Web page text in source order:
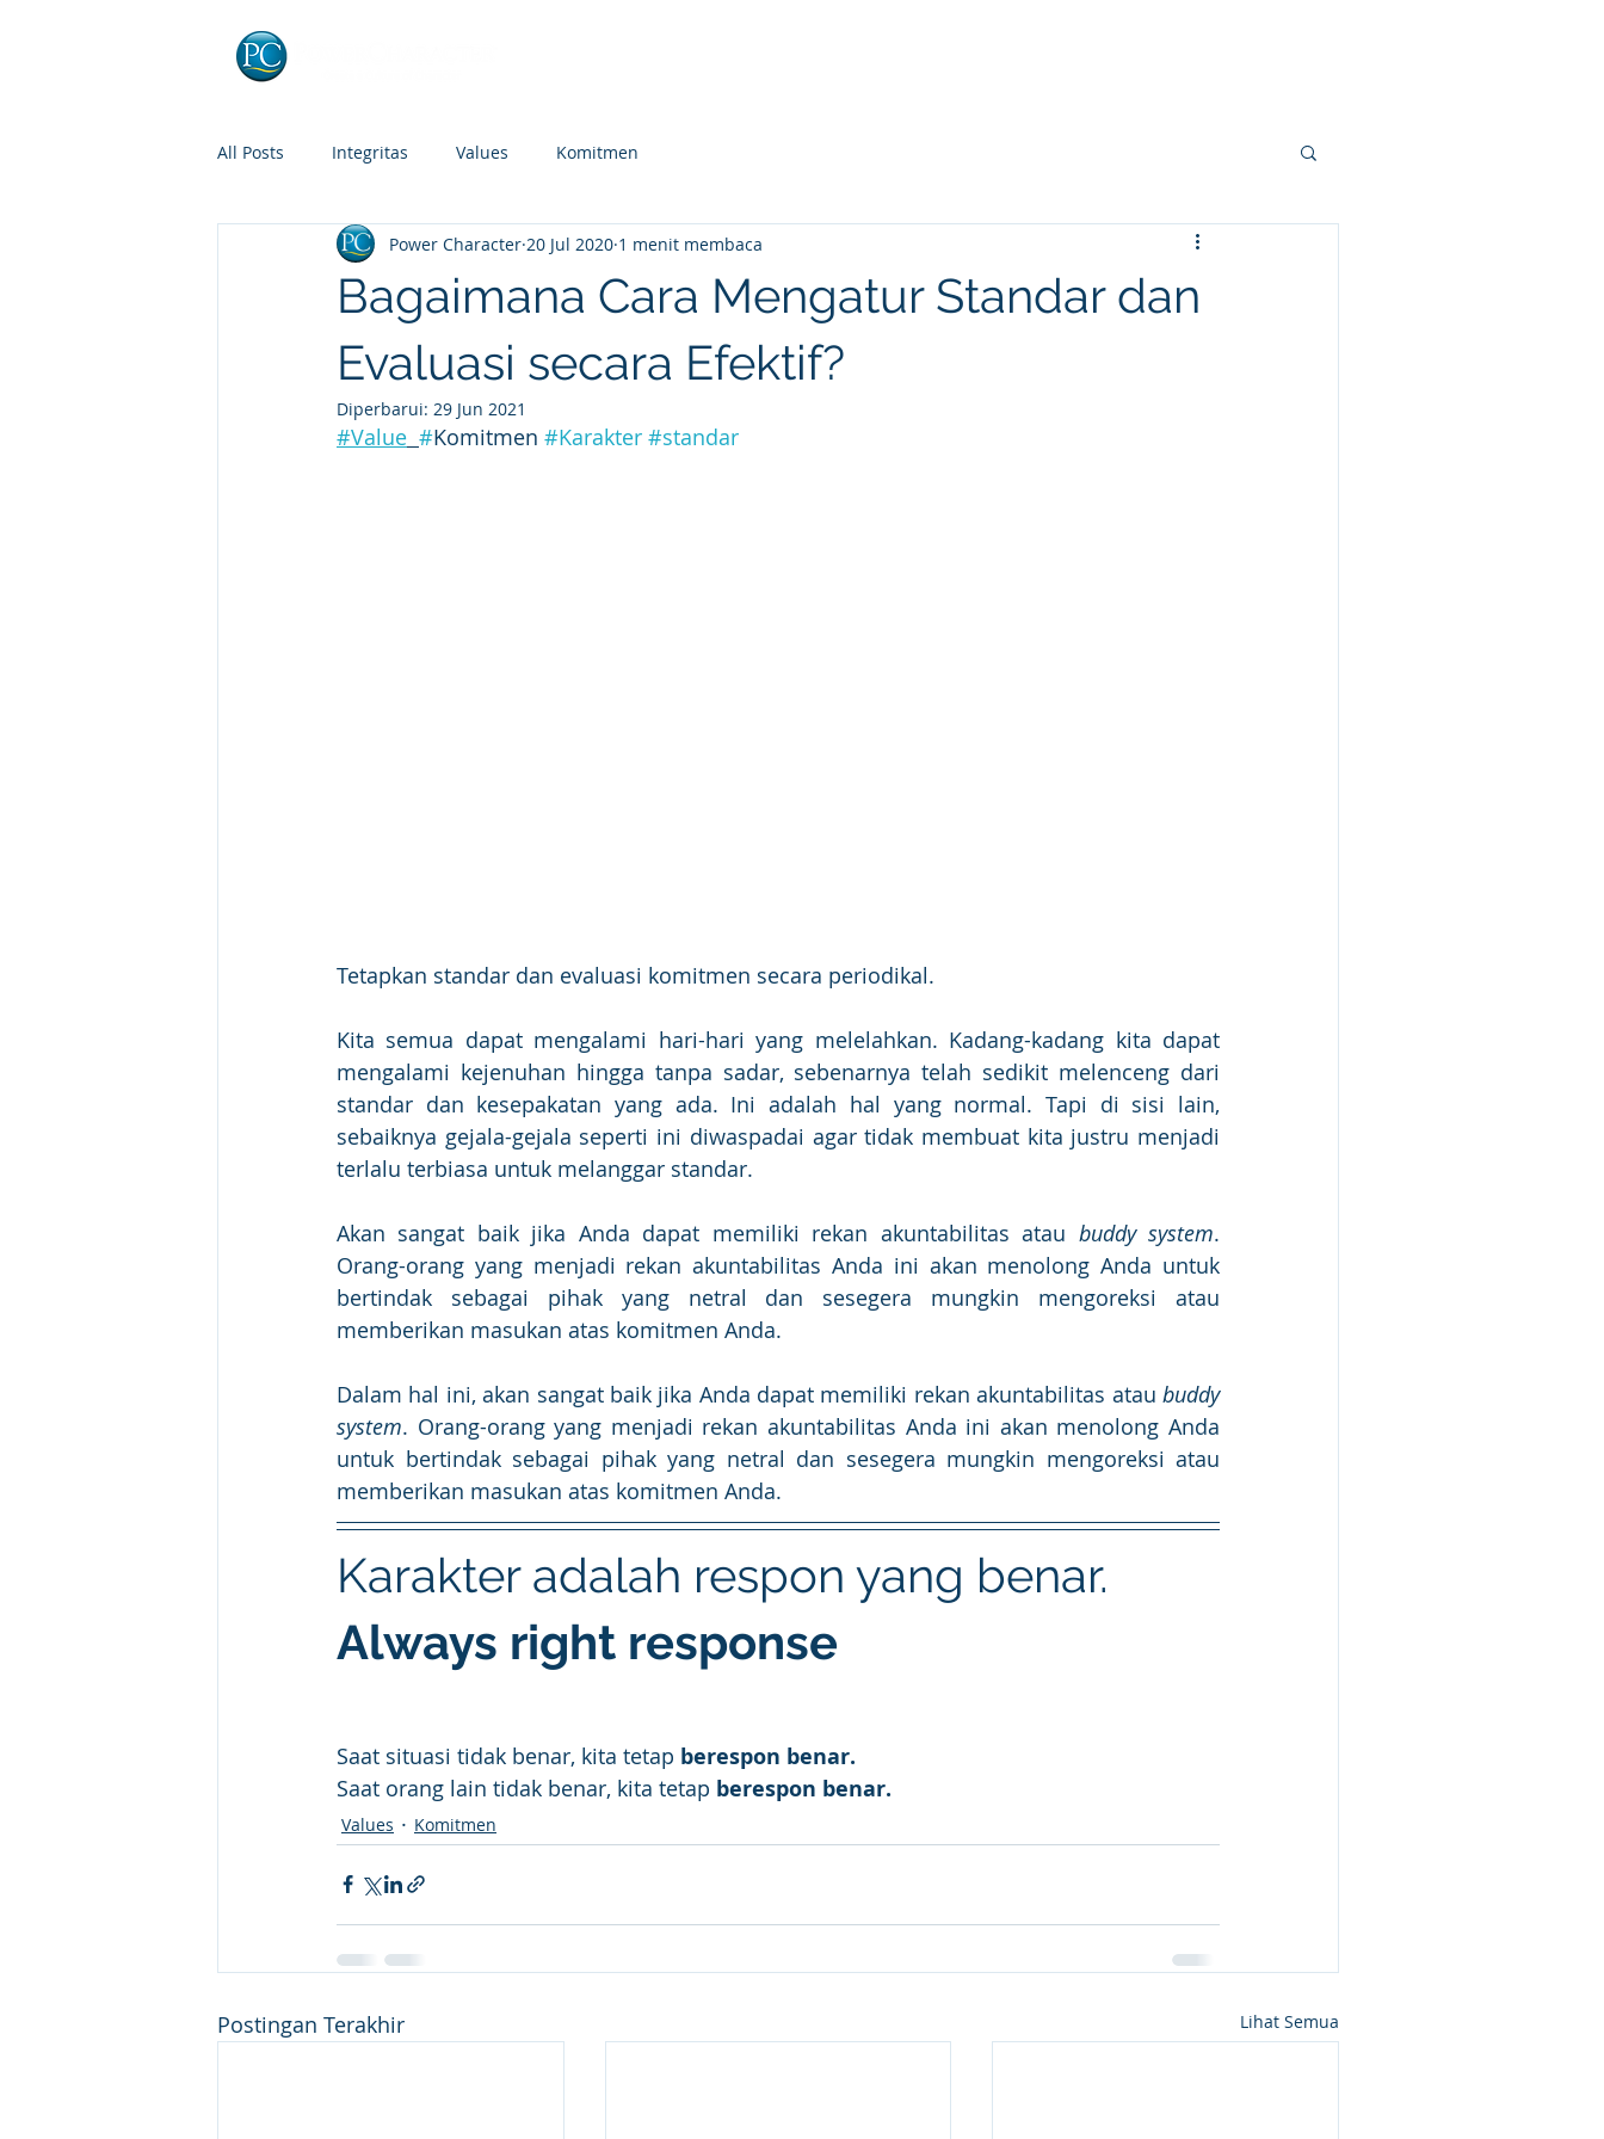
All Posts Integritas Values Komitmen
Bagaimana Cara Mengatur Standar dan
Evaluasi secara Efektif?
Power Character 20 Jul 2020 1 menit membaca
Diperbarui: 29 Jun 2021
#Value #Komitmen #Karakter #standar
Tetapkan standar dan evaluasi komitmen secara periodikal.
Kita semua dapat mengalami hari-hari yang melelahkan. Kadang-kadang kita dapat
mengalami kejenuhan hingga tanpa sadar, sebenarnya telah sedikit melenceng dari
standar dan kesepakatan yang ada. Ini adalah hal yang normal. Tapi di sisi lain,
sebaiknya gejala-gejala seperti ini diwaspadai agar tidak membuat kita justru menjadi
terlalu terbiasa untuk melanggar standar.
Akan sangat baik jika Anda dapat memiliki rekan akuntabilitas atau buddy system.
Orang-orang yang menjadi rekan akuntabilitas Anda ini akan menolong Anda untuk
bertindak sebagai pihak yang netral dan sesegera mungkin mengoreksi atau
memberikan masukan atas komitmen Anda.
Dalam hal ini, akan sangat baik jika Anda dapat memiliki rekan akuntabilitas atau buddy
system. Orang-orang yang menjadi rekan akuntabilitas Anda ini akan menolong Anda
untuk bertindak sebagai pihak yang netral dan sesegera mungkin mengoreksi atau
memberikan masukan atas komitmen Anda.
Karakter adalah respon yang benar.
Always right response
Saat situasi tidak benar, kita tetap berespon benar.
Saat orang lain tidak benar, kita tetap berespon benar.
Values Komitmen
Postingan Terakhir Lihat Semua